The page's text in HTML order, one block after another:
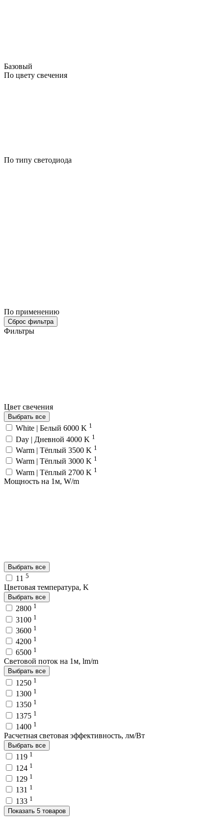
Базовый
По цвету свечения
По типу светодиода
По применению
Сброс фильтра
Фильтры
Цвет свечения
Выбрать все
White | Белый 6000 K 1
Day | Дневной 4000 K 1
Warm | Тёплый 3500 K 1
Warm | Тёплый 3000 K 1
Warm | Тёплый 2700 K 1
Мощность на 1м, W/m
Выбрать все
11 5
Цветовая температура, K
Выбрать все
2800 1
3100 1
3600 1
4200 1
6500 1
Световой поток на 1м, lm/m
Выбрать все
1250 1
1300 1
1350 1
1375 1
1400 1
Расчетная световая эффективность, лм/Вт
Выбрать все
119 1
124 1
129 1
131 1
133 1
Показать 5 товаров